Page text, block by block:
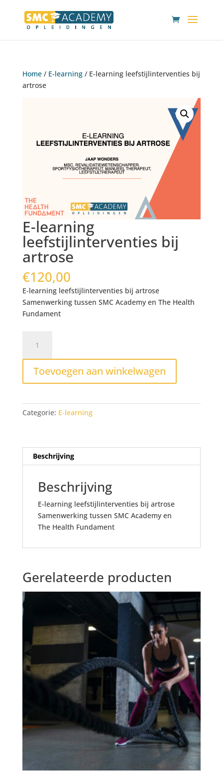
Home/ E-learning/ E-learning leefstijlinterventies bij
artrose
E-learning
leefstijlinterventies bij
artrose
€120,00
E-learning leefstijlinterventies bij artrose
Samenwerking tussen SMC Academy en The Health
Fundament
learning
leefstijlinterventies
artrose
Toevoegen aan winkelwagen
Categorie: E-learning
Beschrijving
Beschrijving
E-learning leefstijlinterventies bij artrose
Samenwerking tussen SMC Academy en
The Health Fundament
Gerelateerde producten